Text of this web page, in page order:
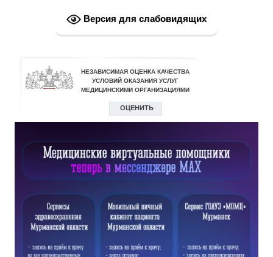
Версия для слабовидящих